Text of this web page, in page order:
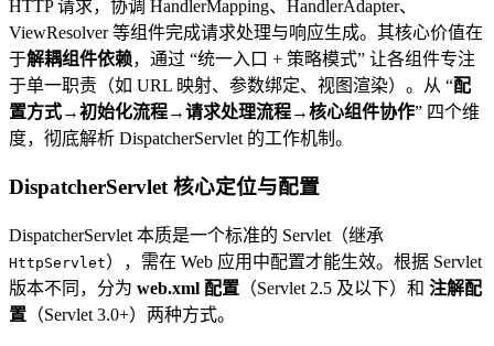
HTTP 请求，协调 HandlerMapping、HandlerAdapter、
ViewResolver 等组件完成请求处理与响应生成。其核心价值在
于解耦组件依赖，通过 “统一入口 + 策略模式” 让各组件专注
于单一职责（如 URL 映射、参数绑定、视图渲染）。从 “配
置方式→初始化流程→请求处理流程→核心组件协作” 四个维
度，彻底解析 DispatcherServlet 的工作机制。
DispatcherServlet 核心定位与配置
DispatcherServlet 本质是一个标准的 Servlet（继承
HttpServlet），需在 Web 应用中配置才能生效。根据 Servlet
版本不同，分为 web.xml 配置 （Servlet 2.5 及以下）和 注解配
置 （Servlet 3.0+）两种方式。